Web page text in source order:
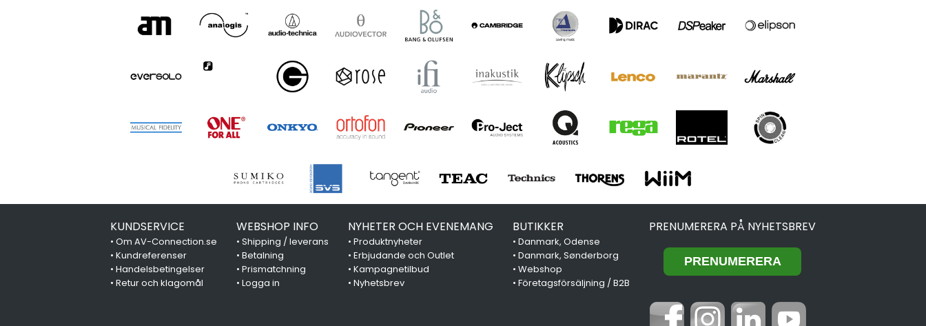
KUNDSERVICE
• Om AV-Connection.se
• Kundreferenser
• Handelsbetingelser
• Retur och klagomål
WEBSHOP INFO
• Shipping / leverans
• Betalning
• Prismatchning
• Logga in
NYHETER OCH EVENEMANG
• Produktnyheter
• Erbjudande och Outlet
• Kampagnetilbud
• Nyhetsbrev
BUTIKKER
• Danmark, Odense
• Danmark, Sønderborg
• Webshop
• Företagsförsäljning / B2B
PRENUMERERA PÅ NYHETSBREV